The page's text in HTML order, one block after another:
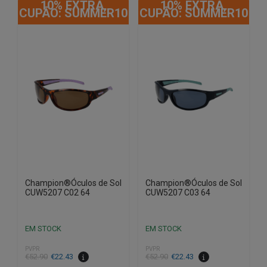
10% EXTRA,
CUPÃO: SUMMER10
Champion®Óculos de Sol
CUW5207 C02 64
EM STOCK
PVPR
€52.90
O
€22.43
O
10% EXTRA,
CUPÃO: SUMMER10
Champion®Óculos de Sol
CUW5207 C03 64
EM STOCK
PVPR
€52.90
O
€22.43
O